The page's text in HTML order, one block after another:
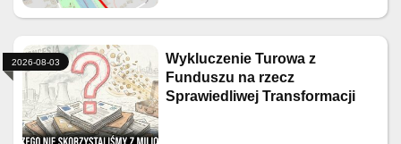
Wykluczenie Turowa z
Funduszu na rzecz
Sprawiedliwej Transformacji
2026-08-03